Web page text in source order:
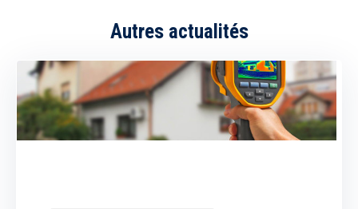
Autres actualités